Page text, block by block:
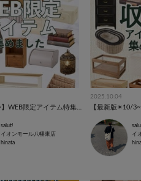
【2026/5/25~】WEB限定アイテム特集⚘⚘⚘
salut!
イオンモール八幡東店
hinata
2025.10.04
【最新版✴︎10/
イ